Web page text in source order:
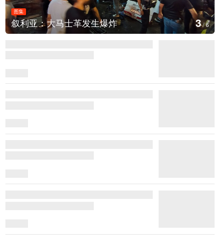
图集
叙利亚：大马士革发生爆炸 4/6